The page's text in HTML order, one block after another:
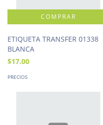
ETIQUETA TRANSFER 01338
BLANCA
$17.00
PRECIOS